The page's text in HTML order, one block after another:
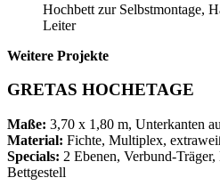
Hochbett zur Selbstmontage,
Leiter
Weitere Projekte
GRETAS HOCHETAGE
Maße: 3,70 x 1,80 m, Unterkanten
Material: Fichte, Multiplex,
Specials: 2 Ebenen, Verbund-
Bettgestell